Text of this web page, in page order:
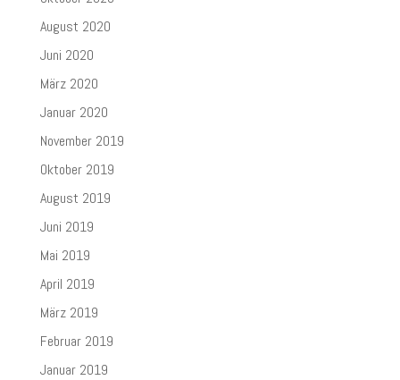
August 2020
Juni 2020
März 2020
Januar 2020
November 2019
Oktober 2019
August 2019
Juni 2019
Mai 2019
April 2019
März 2019
Februar 2019
Januar 2019